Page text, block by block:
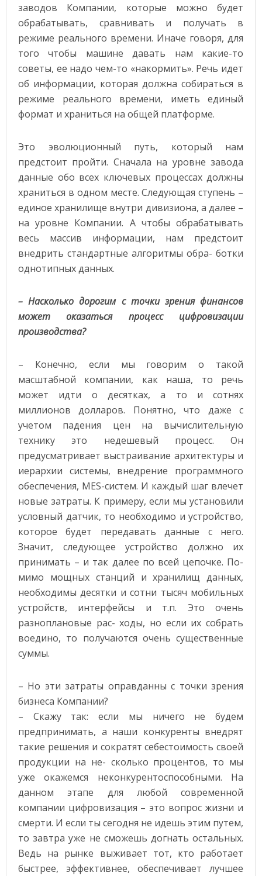
заводов Компании, которые можно будет
обрабатывать, сравнивать и получать в
режиме реального времени. Иначе говоря, для
того чтобы машине давать нам какие-то
советы, ее надо чем-то «накормить». Речь идет
об информации, которая должна собираться в
режиме реального времени, иметь единый
формат и храниться на общей платформе.
Это эволюционный путь, который нам
предстоит пройти. Сначала на уровне завода
данные обо всех ключевых процессах должны
храниться в одном месте. Следующая ступень –
единое хранилище внутри дивизиона, а далее –
на уровне Компании. А чтобы обрабатывать
весь массив информации, нам предстоит
внедрить стандартные алгоритмы обра- ботки
однотипных данных.
– Насколько дорогим с точки зрения финансов
может оказаться процесс цифровизации
производства?
– Конечно, если мы говорим о такой
масштабной компании, как наша, то речь
может идти о десятках, а то и сотнях
миллионов долларов. Понятно, что даже с
учетом падения цен на вычислительную
технику это недешевый процесс. Он
предусматривает выстраивание архитектуры и
иерархии системы, внедрение программного
обеспечения, MES-систем. И каждый шаг влечет
новые затраты. К примеру, если мы установили
условный датчик, то необходимо и устройство,
которое будет передавать данные с него.
Значит, следующее устройство должно их
принимать – и так далее по всей цепочке. По-
мимо мощных станций и хранилищ данных,
необходимы десятки и сотни тысяч мобильных
устройств, интерфейсы и т.п. Это очень
разноплановые рас- ходы, но если их собрать
воедино, то получаются очень существенные
суммы.
– Но эти затраты оправданны с точки зрения
бизнеса Компании?
– Скажу так: если мы ничего не будем
предпринимать, а наши конкуренты внедрят
такие решения и сократят себестоимость своей
продукции на не- сколько процентов, то мы
уже окажемся неконкурентоспособными. На
данном этапе для любой современной
компании цифровизация – это вопрос жизни и
смерти. И если ты сегодня не идешь этим путем,
то завтра уже не сможешь догнать остальных.
Ведь на рынке выживает тот, кто работает
быстрее, эффективнее, обеспечивает лучшее